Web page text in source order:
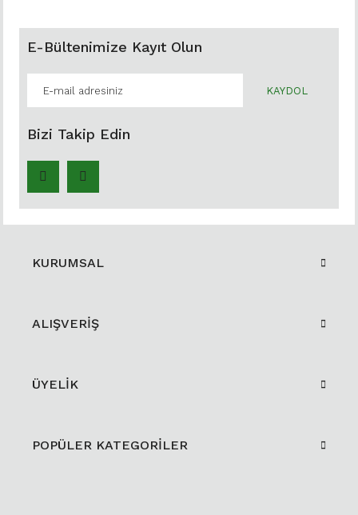
E-Bültenimize Kayıt Olun
KAYDOL
Bizi Takip Edin
KURUMSAL
ALIŞVERİŞ
ÜYELİK
POPÜLER KATEGORİLER